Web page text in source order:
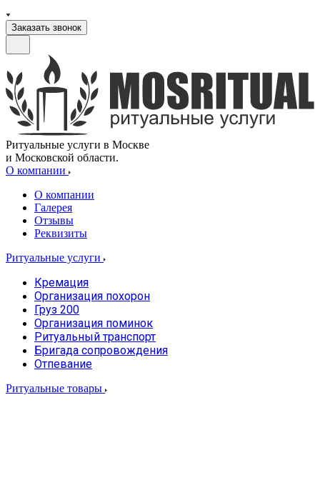
Заказать звонок
Ритуальные услуги в Москве
и Московской области.
О компании
О компании
Галерея
Отзывы
Реквизиты
Ритуальные услуги
Кремация
Организация похорон
Груз 200
Организация поминок
Ритуальный транспорт
Бригада сопровождения
Отпевание
Ритуальные товары